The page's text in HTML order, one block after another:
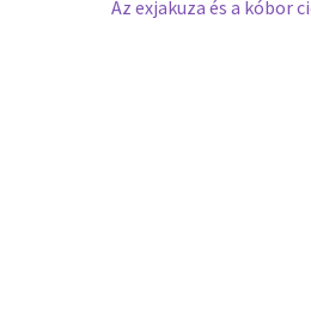
Az exjakuza és a kóbor